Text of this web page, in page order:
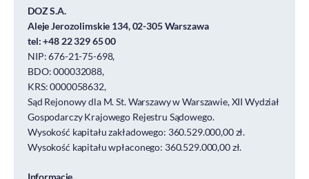
DOZ S.A.
Aleje Jerozolimskie 134, 02-305 Warszawa
tel:+48 22 329 65 00
NIP: 676-21-75-698,
BDO: 000032088,
KRS: 0000058632,
Sąd Rejonowy dla M. St. Warszawy w Warszawie, XII Wydział
Gospodarczy Krajowego Rejestru Sądowego.
Wysokość kapitału zakładowego: 360.529.000,00 zł.
Wysokość kapitału wpłaconego: 360.529.000,00 zł.
Informacje